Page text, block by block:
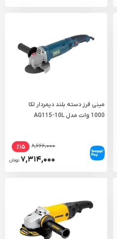
مینی فرز دسته بلند دیمردار لکا
1000 وات مدل AG115-10L
۸,۶۶۶,۰۰۰ ٪۱۵
۷,۳۱۴,۰۰۰ تومان